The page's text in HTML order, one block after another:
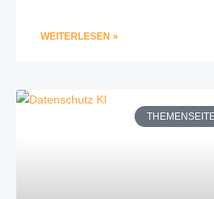
WEITERLESEN »